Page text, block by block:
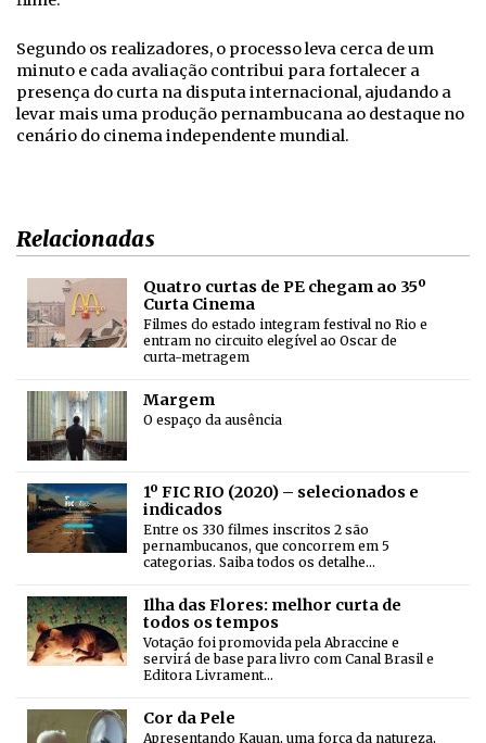
Segundo os realizadores, o processo leva cerca de um
minuto e cada avaliação contribui para fortalecer a
presença do curta na disputa internacional, ajudando a
levar mais uma produção pernambucana ao destaque no
cenário do cinema independente mundial.
Relacionadas
Quatro curtas de PE chegam ao 35º
Curta Cinema
Filmes do estado integram festival no Rio e
entram no circuito elegível ao Oscar de
curta-metragem
Margem
O espaço da ausência
1º FIC RIO (2020) – selecionados e
indicados
Entre os 330 filmes inscritos 2 são
pernambucanos, que concorrem em 5
categorias. Saiba todos os detalhe…
Ilha das Flores: melhor curta de
todos os tempos
Votação foi promovida pela Abraccine e
servirá de base para livro com Canal Brasil e
Editora Livrament…
Cor da Pele
Apresentando Kauan, uma força da natureza,